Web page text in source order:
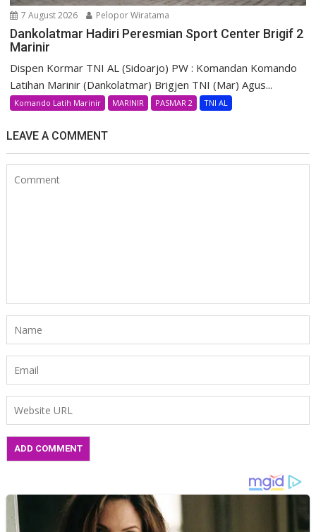
7 August 2026 Pelopor Wiratama
Dankolatmar Hadiri Peresmian Sport Center Brigif 2
Marinir
Dispen Kormar TNI AL (Sidoarjo) PW : Komandan Komando
Latihan Marinir (Dankolatmar) Brigjen TNI (Mar) Agus...
Komando Latih Marinir MARINIR PASMAR 2 TNI AL
LEAVE A COMMENT